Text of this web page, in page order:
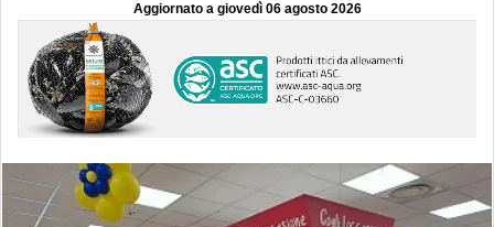
Aggiornato a giovedì 06 agosto 2026